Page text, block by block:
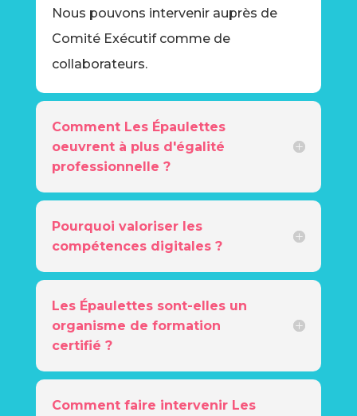
Nous pouvons intervenir auprès de
Comité Exécutif comme de
collaborateurs.
Comment Les Épaulettes
oeuvrent à plus d'égalité
professionnelle ?
Pourquoi valoriser les
compétences digitales ?
Les Épaulettes sont-elles un
organisme de formation
certifié ?
Comment faire intervenir Les